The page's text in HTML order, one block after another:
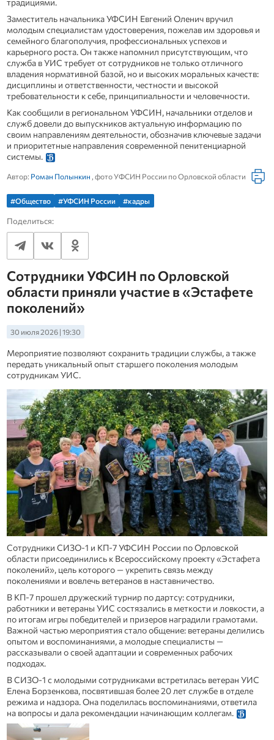
традициями.
Заместитель начальника УФСИН Евгений Оленич вручил
молодым специалистам удостоверения, пожелав им здоровья и
семейного благополучия, профессиональных успехов и
карьерного роста. Он также напомнил присутствующим, что
служба в УИС требует от сотрудников не только отличного
владения нормативной базой, но и высоких моральных качеств:
дисциплины и ответственности, честности и высокой
требовательности к себе, принципиальности и человечности.
Как сообщили в региональном УФСИН, начальники отделов и
служб довели до выпускников актуальную информацию по
своим направлениям деятельности, обозначив ключевые задачи
и приоритетные направления современной пенитенциарной
системы.
Автор: Роман Полынкин , фото УФСИН России по Орловской области
#Общество #УФСИН России #кадры
Поделиться:
Сотрудники УФСИН по Орловской
области приняли участие в «Эстафете
поколений»
30 июля 2026 | 19:30
Мероприятие позволяют сохранить традиции службы, а также
передать уникальный опыт старшего поколения молодым
сотрудникам УИС.
Сотрудники СИЗО‑1 и КП‑7 УФСИН России по Орловской
области присоединились к Всероссийскому проекту «Эстафета
поколений», цель которого — укрепить связь между
поколениями и вовлечь ветеранов в наставничество.
В КП‑7 прошел дружеский турнир по дартсу: сотрудники,
работники и ветераны УИС состязались в меткости и ловкости, а
по итогам игры победителей и призеров наградили грамотами.
Важной частью мероприятия стало общение: ветераны делились
опытом и воспоминаниями, а молодые специалисты —
рассказывали о своей адаптации и современных рабочих
подходах.
В СИЗО‑1 с молодыми сотрудниками встретилась ветеран УИС
Елена Борзенкова, посвятившая более 20 лет службе в отделе
режима и надзора. Она поделилась воспоминаниями, ответила
на вопросы и дала рекомендации начинающим коллегам.